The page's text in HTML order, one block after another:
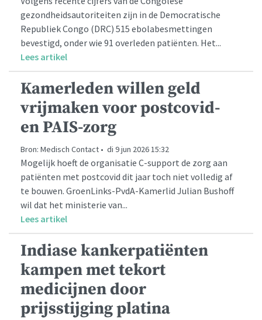
gezondheidsautoriteiten zijn in de Democratische
Republiek Congo (DRC) 515 ebolabesmettingen
bevestigd, onder wie 91 overleden patiënten. Het...
Lees artikel
Kamerleden willen geld
vrijmaken voor postcovid-
en PAIS-zorg
Bron: Medisch Contact • di 9 jun 2026 15:32
Mogelijk hoeft de organisatie C-support de zorg aan
patiënten met postcovid dit jaar toch niet volledig af
te bouwen. GroenLinks-PvdA-Kamerlid Julian Bushoff
wil dat het ministerie van...
Lees artikel
Indiase kankerpatiënten
kampen met tekort
medicijnen door
prijsstijging platina